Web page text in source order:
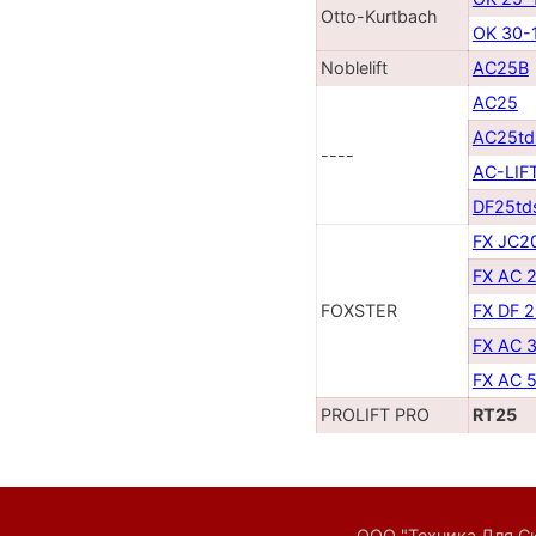
Otto-Kurtbach
OK 30-
Noblelift
AC25B
----
AC25
AC-
FOXSTER
FX
FX AC
FX DF
FX AC
FX AC
PROLIFT PRO
RT25